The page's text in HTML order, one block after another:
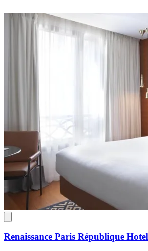
Renaissance Paris République Hotel